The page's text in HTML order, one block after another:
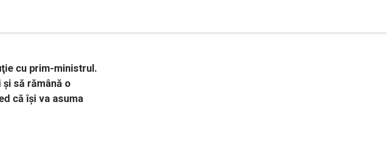
cu prim-ministrul.
să rămână o
că îşi va asuma